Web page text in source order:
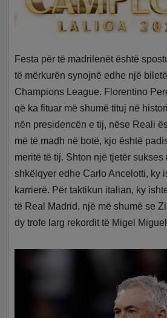
Festa për të madrilenët është
të mërkurën synojnë edhe një
Champions League. Florentino
që ka fituar më shumë tituj në
nën presidencën e tij, nëse Reali
më të madh në botë, kjo është
meritë të tij. Shton një tjetër sukses
shkëlqyer edhe Carlo Ancelotti, ky
karrierë. Për taktikun italian, ky
të Real Madrid, një më shumë se
dy trofe larg rekordit të Migel